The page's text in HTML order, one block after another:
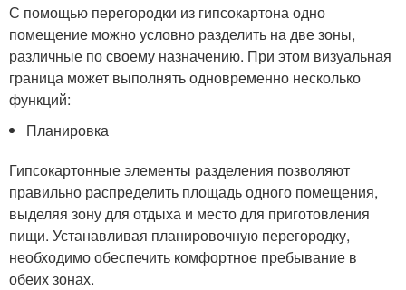
С помощью перегородки из гипсокартона одно
помещение можно условно разделить на две зоны,
различные по своему назначению. При этом визуальная
граница может выполнять одновременно несколько
функций:
Планировка
Гипсокартонные элементы разделения позволяют
правильно распределить площадь одного помещения,
выделяя зону для отдыха и место для приготовления
пищи. Устанавливая планировочную перегородку,
необходимо обеспечить комфортное пребывание в
обеих зонах.